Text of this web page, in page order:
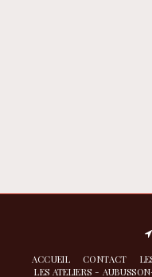
ACCUEIL CONTACT
LES ATELIERS -